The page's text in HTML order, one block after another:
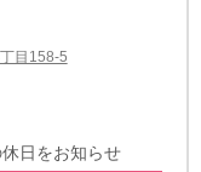
目158-5
日をお知らせ